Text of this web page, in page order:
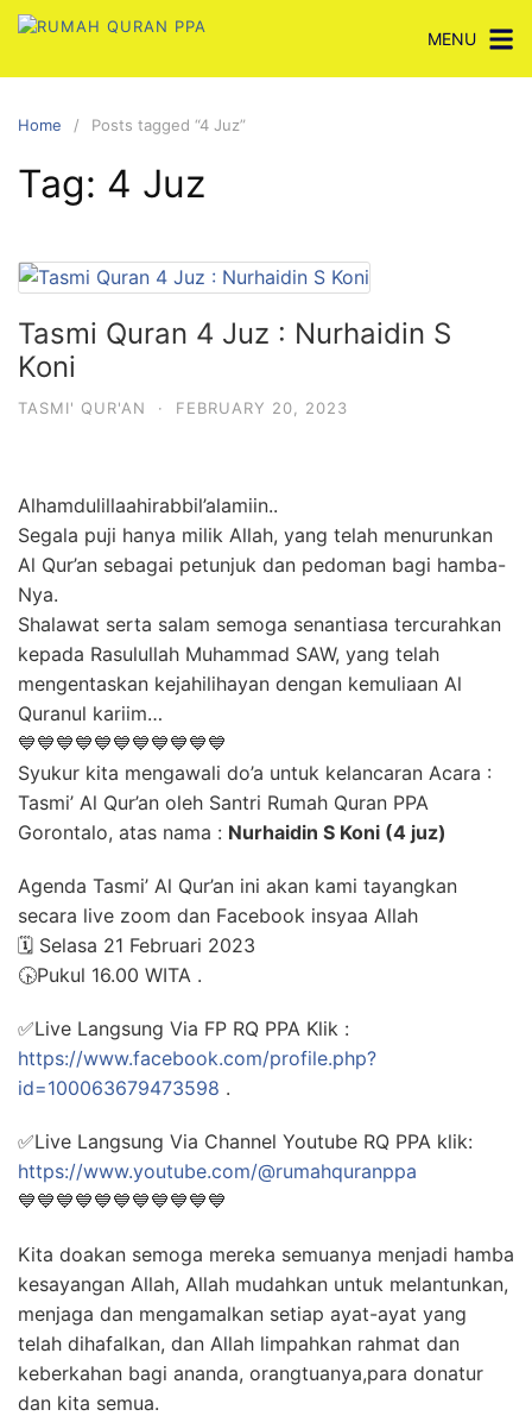
Skip
content
MENU
Home Posts tagged “4 Juz”
Tag: 4 Juz
Tasmi Quran 4 Juz : Nurhaidin S
Koni
TASMI' QUR'AN · FEBRUARY 20, 2023
Alhamdulillaahirabbil’alamiin..
Segala puji hanya milik Allah, yang telah menurunkan
Al Qur’an sebagai petunjuk dan pedoman bagi hamba-
Nya.
Shalawat serta salam semoga senantiasa tercurahkan
kepada Rasulullah Muhammad SAW, yang telah
mengentaskan kejahilihayan dengan kemuliaan Al
Quranul kariim…
💙💙💙💙💙💙💙💙💙💙💙
Syukur kita mengawali do’a untuk kelancaran Acara :
Tasmi’ Al Qur’an oleh Santri Rumah Quran PPA
Gorontalo, atas nama : Nurhaidin S Koni (4 juz)
Agenda Tasmi’ Al Qur’an ini akan kami tayangkan
secara live zoom dan Facebook insyaa Allah
🗓️ Selasa 21 Februari 2023
🕟Pukul 16.00 WITA .
✅Live Langsung Via FP RQ PPA Klik :
https://www.facebook.com/profile.php?
id=100063679473598 .
✅Live Langsung Via Channel Youtube RQ PPA klik:
https://www.youtube.com/@rumahquranppa
💙💙💙💙💙💙💙💙💙💙💙
Kita doakan semoga mereka semuanya menjadi hamba
kesayangan Allah, Allah mudahkan untuk melantunkan,
menjaga dan mengamalkan setiap ayat-ayat yang
telah dihafalkan, dan Allah limpahkan rahmat dan
keberkahan bagi ananda, orangtuanya,para donatur
dan kita semua.